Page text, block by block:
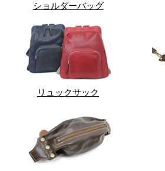
ショルダーバッグ
リュックサック